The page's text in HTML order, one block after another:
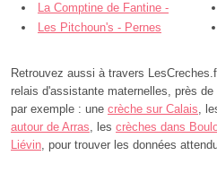
La Comptine de Fantine -
TincquesLes Pitchoun's - Pernes
Retrouvez aussi à travers
relais d'assistante maternelles, près de
par exemple : une crèche sur Calais ,
autour de Arras , les crèches dans
Liévin , pour trouver les données